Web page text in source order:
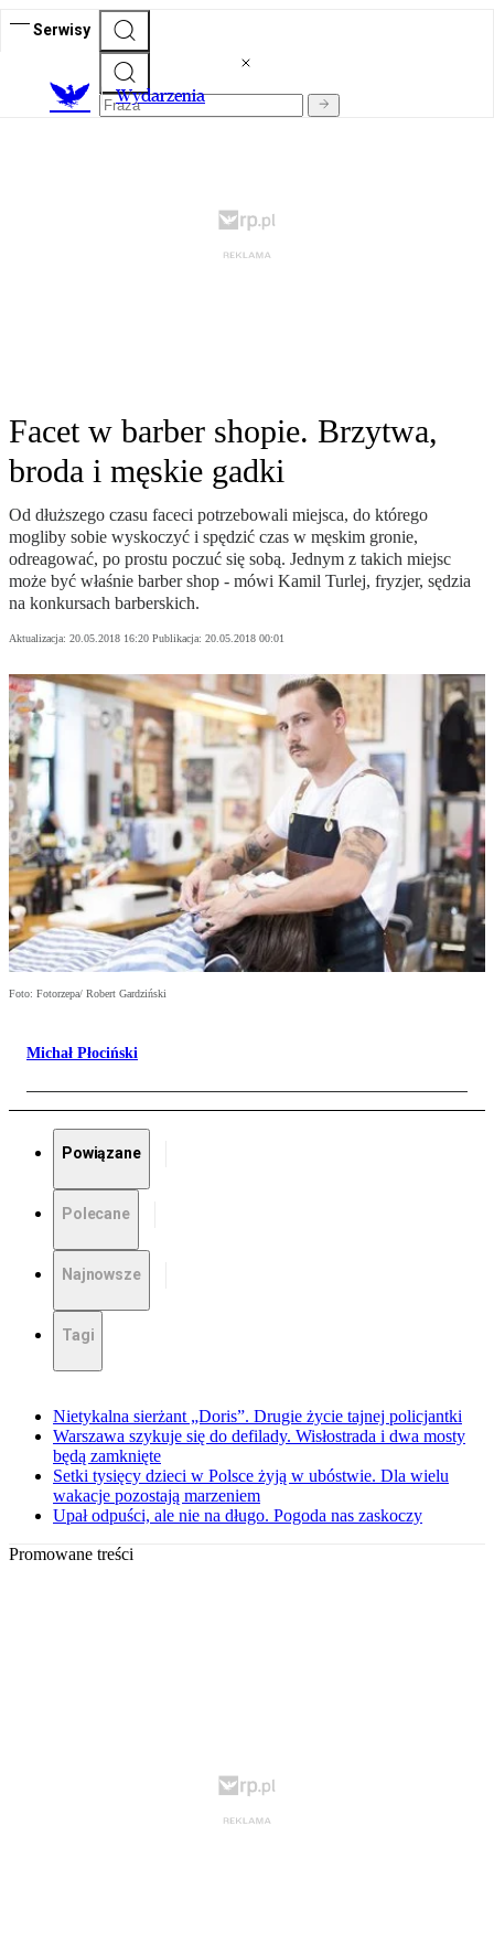
Serwisy
Wydarzenia
Facet w barber shopie. Brzytwa,
broda i męskie gadki
Od dłuższego czasu faceci potrzebowali miejsca, do którego
mogliby sobie wyskoczyć i spędzić czas w męskim gronie,
odreagować, po prostu poczuć się sobą. Jednym z takich miejsc
może być właśnie barber shop - mówi Kamil Turlej, fryzjer, sędzia
na konkursach barberskich.
Aktualizacja: 20.05.2018 16:20 Publikacja: 20.05.2018 00:01
Foto: Fotorzepa/ Robert Gardziński
Michał Płociński
Powiązane
Polecane
Najnowsze
Tagi
Nietykalna sierżant „Doris”. Drugie życie tajnej policjantki
Warszawa szykuje się do defilady. Wisłostrada i dwa mosty
będą zamknięte
Setki tysięcy dzieci w Polsce żyją w ubóstwie. Dla wielu
wakacje pozostają marzeniem
Upał odpuści, ale nie na długo. Pogoda nas zaskoczy
Promowane treści